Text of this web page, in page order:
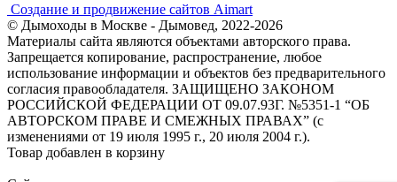
Создание и продвижение сайтов Aimart
© Дымоходы в Москве - Дымовед, 2022-2026
Материалы сайта являются объектами авторского права.
Запрещается копирование, распространение, любое
использование информации и объектов без предварительного
согласия правообладателя. ЗАЩИЩЕНО ЗАКОНОМ
РОССИЙСКОЙ ФЕДЕРАЦИИ ОТ 09.07.93Г. №5351-1 “ОБ
АВТОРСКОМ ПРАВЕ И СМЕЖНЫХ ПРАВАХ” (с
изменениями от 19 июля 1995 г., 20 июля 2004 г.).
Товар добавлен в корзину